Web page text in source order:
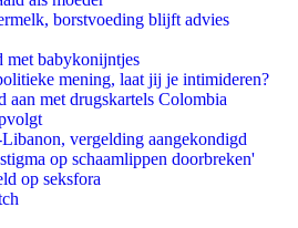
borstvoeding blijft advies
met babykonijntjes
mening, laat jij je intimideren?
aan met drugskartels Colombia
vergelding aangekondigd
op schaamlippen doorbreken'
op seksfora